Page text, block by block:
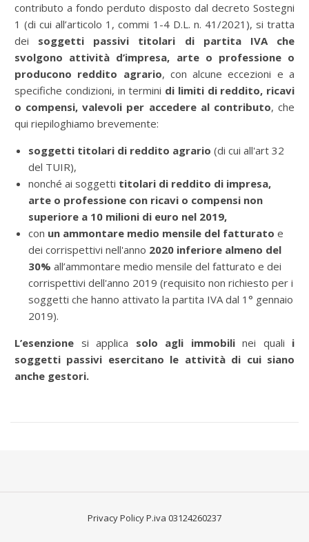
contributo a fondo perduto disposto dal decreto Sostegni
1 (di cui all’articolo 1, commi 1-4 D.L. n. 41/2021), si tratta
dei soggetti passivi titolari di partita IVA che
svolgono attività d’impresa, arte o professione o
producono reddito agrario, con alcune eccezioni e a
specifiche condizioni, in termini di limiti di reddito, ricavi
o compensi, valevoli per accedere al contributo, che
qui riepiloghiamo brevemente:
soggetti titolari di reddito agrario (di cui all'art 32
del TUIR),
nonché ai soggetti titolari di reddito di impresa,
arte o professione con ricavi o compensi non
superiore a 10 milioni di euro nel 2019,
con un ammontare medio mensile del fatturato e
dei corrispettivi nell'anno 2020 inferiore almeno del
30% all’ammontare medio mensile del fatturato e dei
corrispettivi dell'anno 2019 (requisito non richiesto per i
soggetti che hanno attivato la partita IVA dal 1° gennaio
2019).
L’esenzione si applica solo agli immobilinei quali i
soggetti passivi esercitano le attività di cui siano
anche gestori.
Privacy PolicyP.iva 03124260237